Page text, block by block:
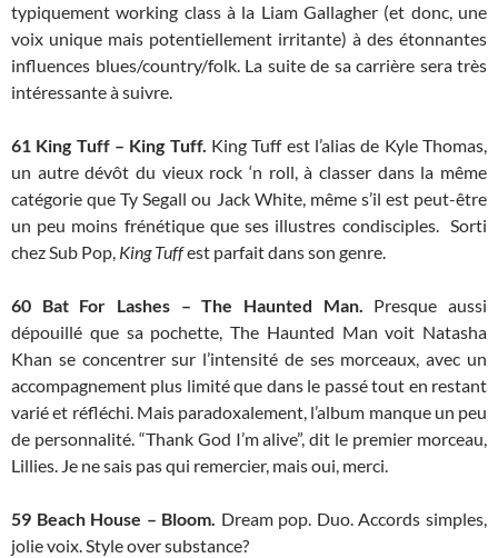
typiquement working class à la Liam Gallagher (et donc, une
voix unique mais potentiellement irritante) à des étonnantes
influences blues/country/folk. La suite de sa carrière sera très
intéressante à suivre.
61 King Tuff – King Tuff. King Tuff est l’alias de Kyle Thomas,
un autre dévôt du vieux rock ‘n roll, à classer dans la même
catégorie que Ty Segall ou Jack White, même s’il est peut-être
un peu moins frénétique que ses illustres condisciples. Sorti
chez Sub Pop, King Tuffest parfait dans son genre.
60 Bat For Lashes – The Haunted Man. Presque aussi
dépouillé que sa pochette, The Haunted Man voit Natasha
Khan se concentrer sur l’intensité de ses morceaux, avec un
accompagnement plus limité que dans le passé tout en restant
varié et réfléchi. Mais paradoxalement, l’album manque un peu
de personnalité. “Thank God I’m alive”, dit le premier morceau,
Lillies. Je ne sais pas qui remercier, mais oui, merci.
59 Beach House – Bloom. Dream pop. Duo. Accords simples,
jolie voix. Style over substance?